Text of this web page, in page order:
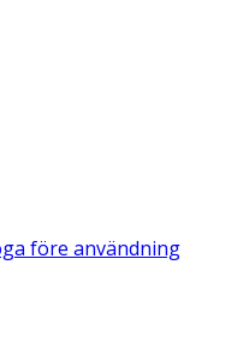
före användning